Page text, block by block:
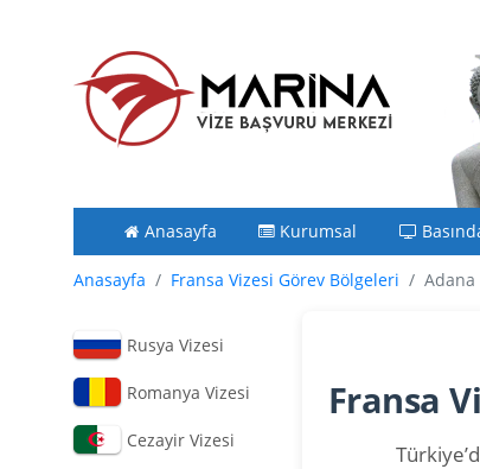
Anasayfa Kurumsal
Anasayfa Fransa Vizesi Görev Bölgeleri
Rusya Vizesi
Romanya Vizesi
Cezayir Vizesi
Fransa